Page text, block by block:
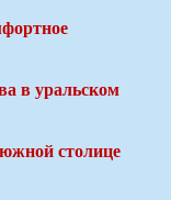
в уральском
столице